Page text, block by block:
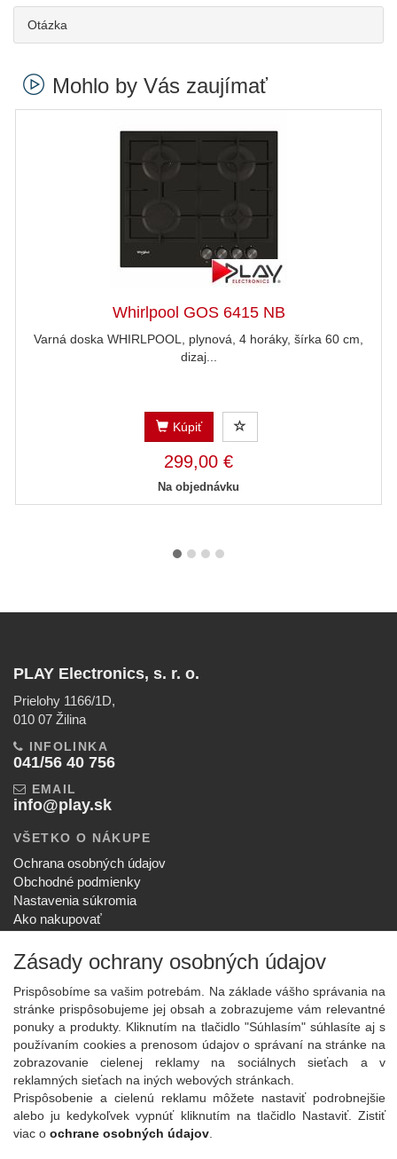
Otázka
Mohlo by Vás zaujímať
Whirlpool GOS 6415 NB
Varná doska WHIRLPOOL, plynová, 4 horáky, šírka 60 cm,
dizaj...
Kúpiť
299,00 €
Na objednávku
PLAY Electronics, s. r. o.
Prielohy 1166/1D,
010 07 Žilina
INFOLINKA
041/56 40 756
EMAIL
info@play.sk
VŠETKO O NÁKUPE
Ochrana osobných údajov
Obchodné podmienky
Nastavenia súkromia
Ako nakupovať
SPOLOČNOSŤ
O nás
Kontakt
Služby
Aktuality
NOVINKY NA EMAIL
Prihlásiť
Viac informácií o tejto službe
Zásady ochrany osobných údajov
Prispôsobíme sa vašim potrebám. Na základe vášho správania na
stránke prispôsobujeme jej obsah a zobrazujeme vám relevantné
ponuky a produkty. Kliknutím na tlačidlo "Súhlasím" súhlasíte aj s
používaním cookies a prenosom údajov o správaní na stránke na
zobrazovanie cielenej reklamy na sociálnych sieťach a v
reklamných sieťach na iných webových stránkach.
Prispôsobenie a cielenú reklamu môžete nastaviť podrobnejšie
alebo ju kedykoľvek vypnúť kliknutím na tlačidlo Nastaviť. Zistiť
viac o ochrane osobných údajov